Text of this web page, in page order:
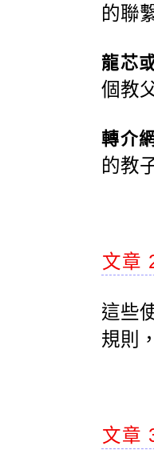
的聯
龍芯
個教
轉介
的教
文章
這些
規則
文章